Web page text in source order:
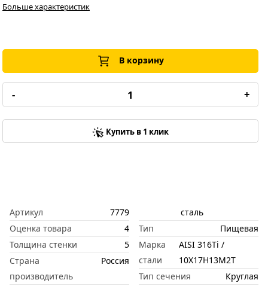
Больше характеристик
В корзину
- +
Купить в 1 клик
Артикул
7779
Оценка товара
4
Толщина стенки
5
Страна
производитель
Россия
сталь
Тип
Пищевая
Марка
стали
AISI 316Ti /
10Х17Н13М2Т
Тип сечения
Круглая